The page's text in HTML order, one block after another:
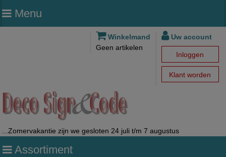
Menu
Winkelmand
Geen artikelen
Uw account
Inloggen
Klant worden
...Zomervakantie zijn we gesloten 24 juli t/m 7 augustus
Assortiment